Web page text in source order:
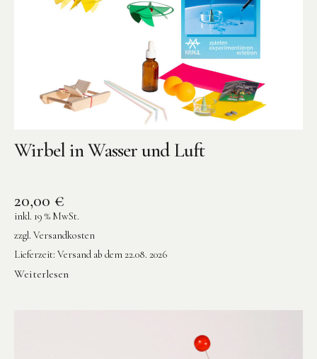
Wirbel in Wasser und Luft
20,00 €
inkl. 19 % MwSt.
zzgl. Versandkosten
Lieferzeit: Versand ab dem 22.08. 2026
Weiterlesen